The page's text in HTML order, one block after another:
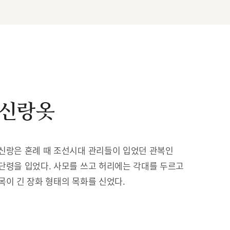
랑옷
랑은 혼례 때 조선시대 관리들이 입었던 관복인
령을 입었다. 사모를 쓰고 허리에는 각대를 두르고
이 긴 장화 형태의 목화를 신었다.